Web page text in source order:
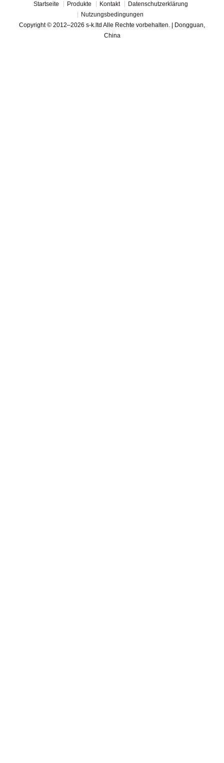
Startseite Produkte Kontakt
Datenschutzerklärung
Nutzungsbedingungen
Copyright © 2012–2026 s-k.ltd Alle Rechte vorbehalten. | Dongguan,
China